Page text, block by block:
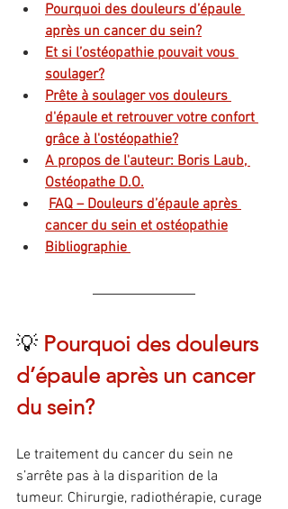
Pourquoi des douleurs d’épaule
après un cancer du sein?
Et si l’ostéopathie pouvait vous
soulager?
Prête à soulager vos douleurs
d'épaule et retrouver votre confort
grâce à l'ostéopathie?
A propos de l'auteur: Boris Laub,
Ostéopathe D.O.
FAQ – Douleurs d’épaule après
cancer du sein et ostéopathie
Bibliographie
💡 Pourquoi des douleurs
d’épaule après un cancer
du sein?
Le traitement du cancer du sein ne
s’arrête pas à la disparition de la
tumeur. Chirurgie, radiothérapie, curage